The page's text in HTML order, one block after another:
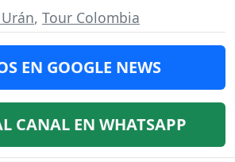
, Tour Colombia
EN GOOGLE NEWS
CANAL EN WHATSAPP